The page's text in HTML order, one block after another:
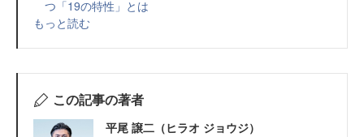
つ「19の特性」とは
もっと読む
この記事の著者
平尾 譲⼆（ヒラオ ジョウジ）